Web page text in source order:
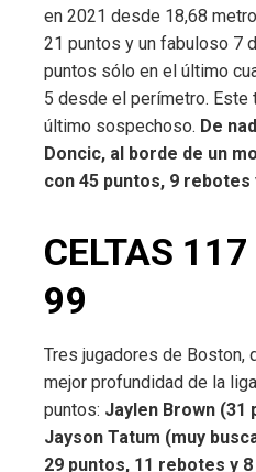
en 2021 desde 18,68
21 puntos y un fabuloso 7
puntos sólo en el último
5 desde el perímetro. Este
último sospechoso. De
Doncic, al borde de un
con 45 puntos, 9
CELTAS
99
Tres jugadores de Boston,
mejor profundidad de la
puntos: Jaylen Brown (31
Jayson Tatum (muy
29 puntos, 11 rebotes y